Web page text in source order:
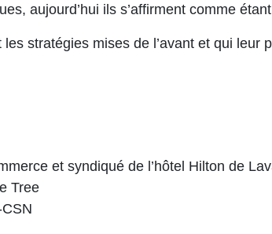
aujourd’hui ils s’affirment comme
stratégies mises de l’avant et qui leur
et syndiqué de l’hôtel Hilton de
Tree